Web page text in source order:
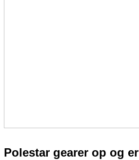
Polestar gearer op og er